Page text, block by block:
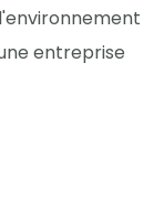
entreprise